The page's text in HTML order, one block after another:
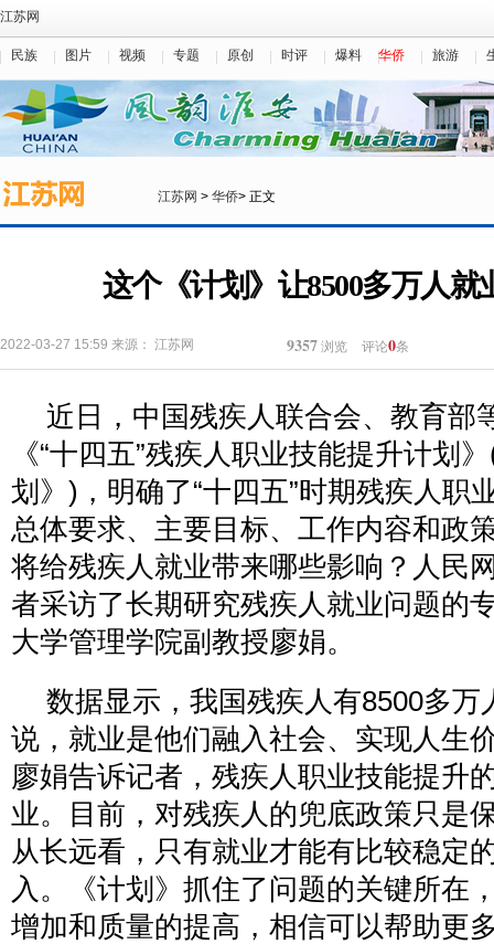
江苏网
民族 图片 视频 专题 原创 时评 爆料 华侨 旅游
江苏网 > 华侨> 正文
这个《计划》让8500多万人就
2022-03-27 15:59 来源： 江苏网 9357 浏览 评论0条
近日，中国残疾人联合会、教育部
《“十四五”残疾人职业技能提升计划
划》)，明确了“十四五”时期残疾人职
总体要求、主要目标、工作内容和政
将给残疾人就业带来哪些影响？人民
者采访了长期研究残疾人就业问题
大学管理学院副教授廖娟。
数据显示，我国残疾人有8500多万
说，就业是他们融入社会、实现人生
廖娟告诉记者，残疾人职业技能提升
业。目前，对残疾人的兜底政策只是
从长远看，只有就业才能有比较稳定
入。《计划》抓住了问题的关键所在
增加和质量的提高，相信可以帮助更